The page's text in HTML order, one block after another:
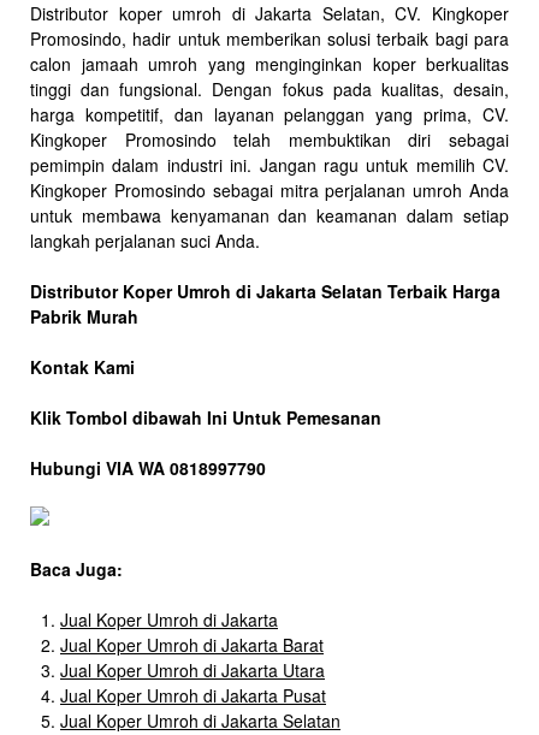
Distributor koper umroh di Jakarta Selatan, CV. Kingkoper
Promosindo, hadir untuk memberikan solusi terbaik bagi para
calon jamaah umroh yang menginginkan koper berkualitas
tinggi dan fungsional. Dengan fokus pada kualitas, desain,
harga kompetitif, dan layanan pelanggan yang prima, CV.
Kingkoper Promosindo telah membuktikan diri sebagai
pemimpin dalam industri ini. Jangan ragu untuk memilih CV.
Kingkoper Promosindo sebagai mitra perjalanan umroh Anda
untuk membawa kenyamanan dan keamanan dalam setiap
langkah perjalanan suci Anda.
Distributor Koper Umroh di Jakarta Selatan Terbaik Harga
Pabrik Murah
Kontak Kami
Klik Tombol dibawah Ini Untuk Pemesanan
Hubungi VIA WA 0818997790
Baca Juga:
Jual Koper Umroh di Jakarta
Jual Koper Umroh di Jakarta Barat
Jual Koper Umroh di Jakarta Utara
Jual Koper Umroh di Jakarta Pusat
Jual Koper Umroh di Jakarta Selatan